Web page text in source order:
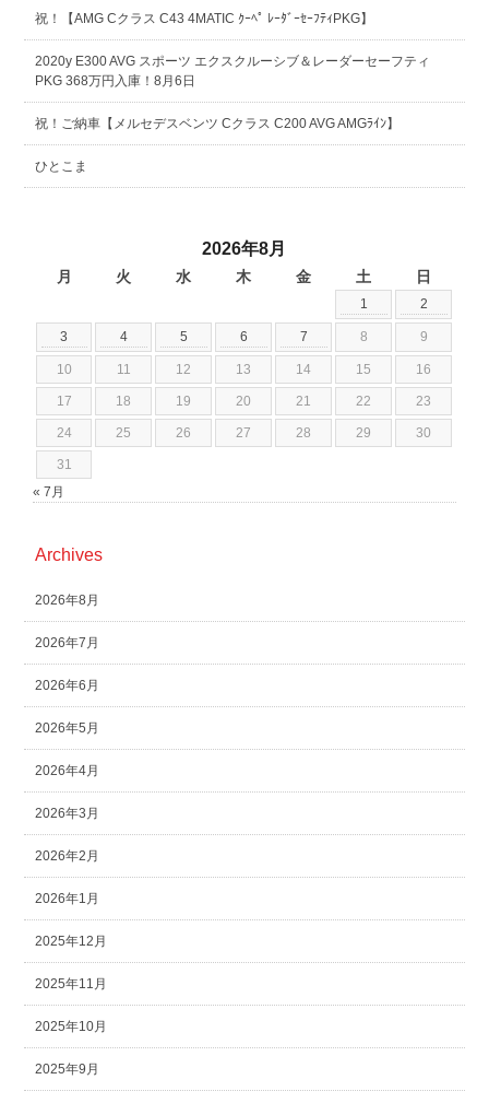
祝！【AMG Cクラス C43 4MATIC ｸｰﾍﾟ ﾚｰﾀﾞｰｾｰﾌﾃｨPKG】
2020y E300 AVG スポーツ エクスクルーシブ＆レーダーセーフティ
PKG 368万円入庫！8月6日
祝！ご納車【メルセデスベンツ Cクラス C200 AVG AMGﾗｲﾝ】
ひとこま
2026年8月
月 火 水 木 金 土 日
1 2
3 4 5 6 7 8 9
10 11 12 13 14 15 16
17 18 19 20 21 22 23
24 25 26 27 28 29 30
31
« 7月
Archives
2026年8月
2026年7月
2026年6月
2026年5月
2026年4月
2026年3月
2026年2月
2026年1月
2025年12月
2025年11月
2025年10月
2025年9月